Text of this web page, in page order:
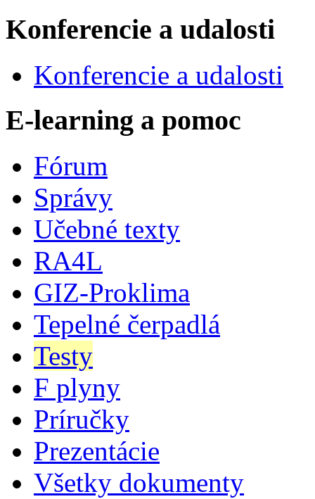
Konferencie a udalosti
Konferencie a udalosti
E-learning a pomoc
Fórum
Správy
Učebné texty
RA4L
GIZ-Proklima
Tepelné čerpadlá
Testy
F plyny
Príručky
Prezentácie
Všetky dokumenty